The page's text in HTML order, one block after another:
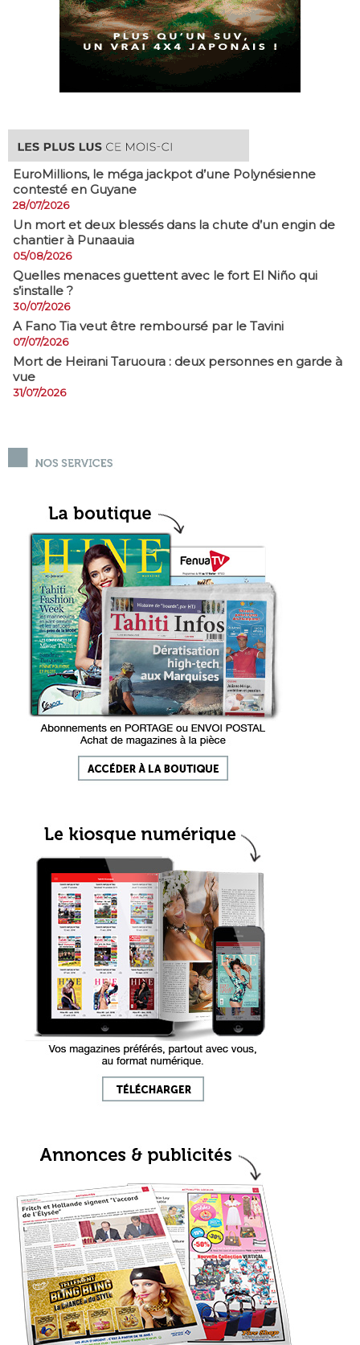
EuroMillions, ​le méga jackpot d’une Polynésienne
contesté en Guyane
28/07/2026
​Un mort et deux blessés dans la chute d’un engin de
chantier à Punaauia
05/08/2026
Quelles menaces guettent avec le fort El Niño qui
s’installe ?
30/07/2026
A Fano Tia veut être remboursé par le Tavini
07/07/2026
Mort de Heirani Taruoura : deux personnes en garde à
vue
31/07/2026